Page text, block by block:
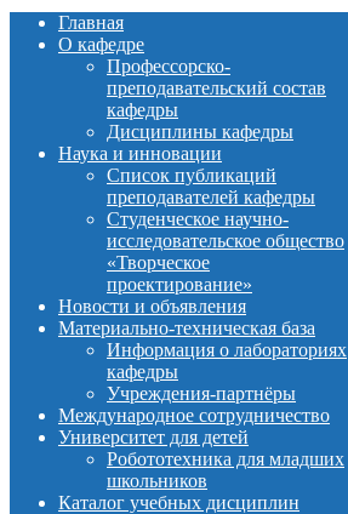
Главная
О кафедре
Профессорско-
преподавательский состав
кафедры
Дисциплины кафедры
Наука и инновации
Список публикаций
преподавателей кафедры
Студенческое научно-
исследовательское общество
«Творческое
проектирование»
Новости и объявления
Материально-техническая база
Информация о лабораториях
кафедры
Учреждения-партнёры
Международное сотрудничество
Университет для детей
Робототехника для младших
школьников
Каталог учебных дисциплин